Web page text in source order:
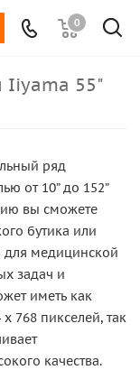
0
Iiyama 55"
ряд
от 10” до 152”
вы сможете
бутика или
медицинской
задач и
иметь как
768 пикселей, так
качества.